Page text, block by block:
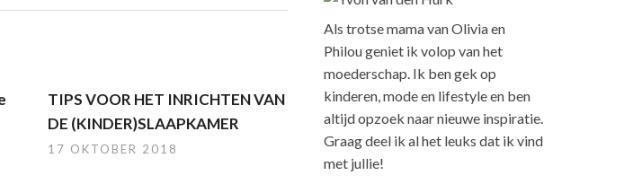
TIPS VOOR HET INRICHTEN VAN
DE (KINDER)SLAAPKAMER
17 OKTOBER 2018
Als trotse mama van Olivia en
Philou geniet ik volop van het
moederschap. Ik ben gek op
kinderen, mode en lifestyle en ben
altijd opzoek naar nieuwe inspiratie.
Graag deel ik al het leuks dat ik vind
met jullie!